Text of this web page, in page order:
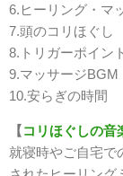
6.ヒーリング・マ
7.頭のコリほぐし
8.トリガーポイント
9.マッサージBGM
10.安らぎの時間
【 コリほぐしの音
就寝時やご自宅で